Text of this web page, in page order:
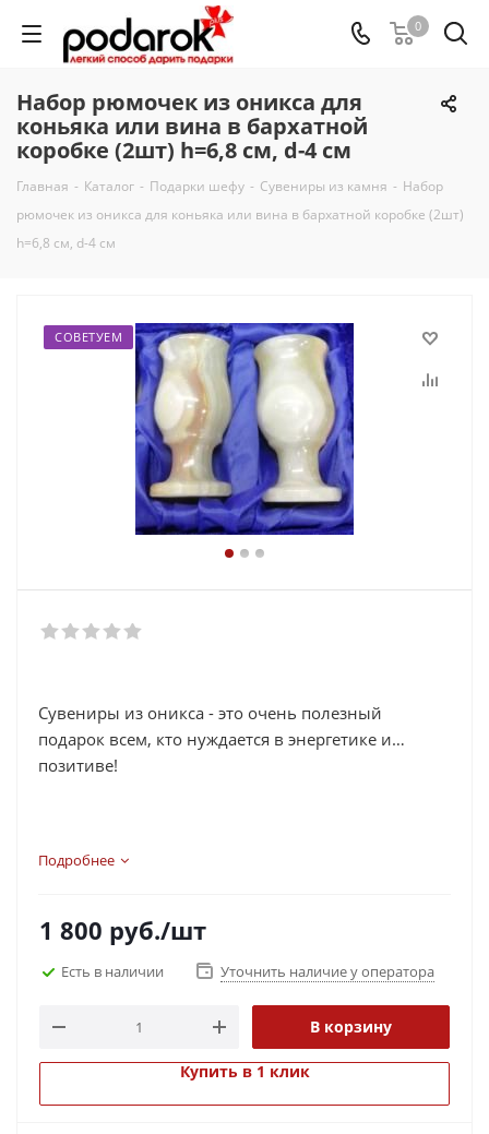
0
Набор рюмочек из оникса для
коньяка или вина в бархатной
коробке (2шт) h=6,8 см, d-4 см
Главная - Каталог - Подарки шефу - Сувениры из камня - Набор
рюмочек из оникса для коньяка или вина в бархатной коробке (2шт)
h=6,8 см, d-4 см
СОВЕТУЕМ
Сувениры из оникса - это очень полезный
подарок всем, кто нуждается в энергетике и
позитиве!
Подробнее
1 800 руб./шт
Есть в наличии Уточнить наличие у оператора
В корзину
Купить в 1 клик